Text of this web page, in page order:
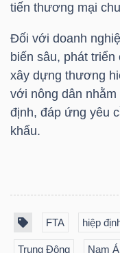
tiến thương mại
Đối với doanh
biến sâu, phát
xây dựng thương
với nông dân
định, đáp ứng yêu
khẩu.
FTA hiệp
Trung Đông Nam Á
Dịch
vụ
(-)
tạo
tài
chính